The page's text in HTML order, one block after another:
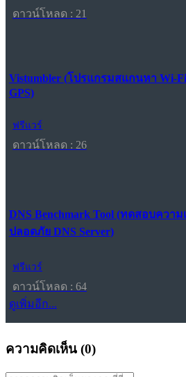
ดาวน์โหลด : 21
Vistumbler (โปรแกรมสแกนหา Wi-
GPS)
ฟรีแวร์
ดาวน์โหลด : 26
DNS Benchmark Tool (ทดสอบความ
ปลอดภัย DNS Server)
ฟรีแวร์
ดาวน์โหลด : 64
ดูเพิ่มอีก...
ความคิดเห็น (0)